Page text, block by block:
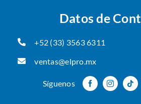
Datos de
+52 (33) 3563 6311
ventas@elpro.mx
Síguenos